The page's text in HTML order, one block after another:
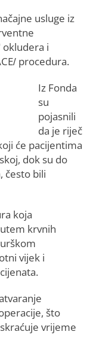
usluge iz
okludera i
procedura.
Iz Fonda
su
pojasnili
da je riječ
će pacijentima
dok su do
često bili
koja
krvnih
vijek i
što
vrijeme